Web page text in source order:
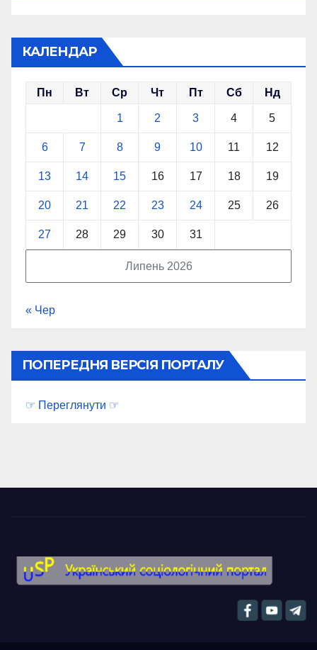
КАЛЕНДАР
Липень 2026
Пн Вт Ср Чт Пт Сб Нд
1 2 3 4 5
6 7 8 9 10 11 12
13 14 15 16 17 18 19
20 21 22 23 24 25 26
27 28 29 30 31
« Чер
ПОПЕРЕДНЯ ВЕРСІЯ ПОРТАЛУ
☞ Переглянути ☞